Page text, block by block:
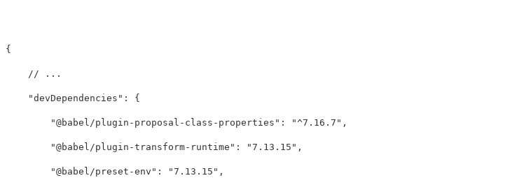
{
// ...
"devDependencies" : {
"@babel/plugin-proposal-class-properties" : "^7.16.7" ,
"@babel/plugin-transform-runtime" : "7.13.15" ,
"@babel/preset-env" : "7.13.15" ,